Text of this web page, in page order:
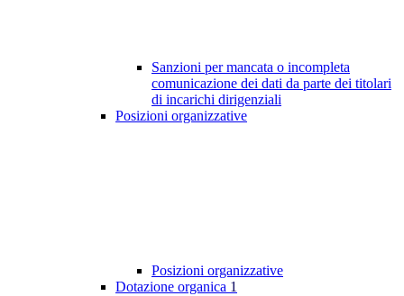
Sanzioni per mancata o incompleta
comunicazione dei dati da parte dei titolari
di incarichi dirigenziali
Posizioni organizzative
Posizioni organizzative
Dotazione organica 1